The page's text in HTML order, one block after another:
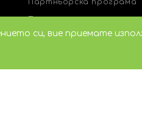
Промоции
Свържете се с нас
си, вие приемате